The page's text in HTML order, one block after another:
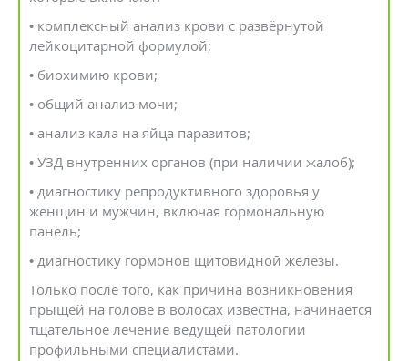
• комплексный анализ крови с развёрнутой
лейкоцитарной формулой;
• биохимию крови;
• общий анализ мочи;
• анализ кала на яйца паразитов;
• УЗД внутренних органов (при наличии жалоб);
• диагностику репродуктивного здоровья у
женщин и мужчин, включая гормональную
панель;
• диагностику гормонов щитовидной железы.
Только после того, как причина возникновения
прыщей на голове в волосах известна, начинается
тщательное лечение ведущей патологии
профильными специалистами.